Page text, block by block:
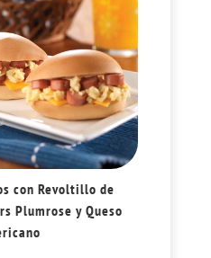
con Revoltillo de
Plumrose y Queso